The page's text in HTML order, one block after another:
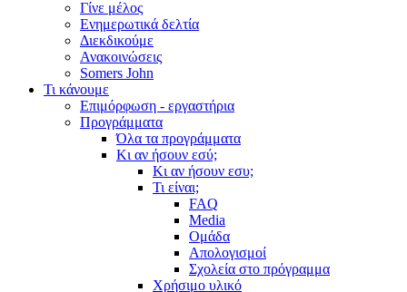
Γίνε μέλος
Ενημερωτικά δελτία
Διεκδικούμε
Ανακοινώσεις
Somers John
Τι κάνουμε
Επιμόρφωση - εργαστήρια
Προγράμματα
Όλα τα προγράμματα
Κι αν ήσουν εσύ;
Κι αν ήσουν εσυ;
Τι είναι;
FAQ
Media
Ομάδα
Απολογισμοί
Σχολεία στο πρόγραμμα
Χρήσιμο υλικό